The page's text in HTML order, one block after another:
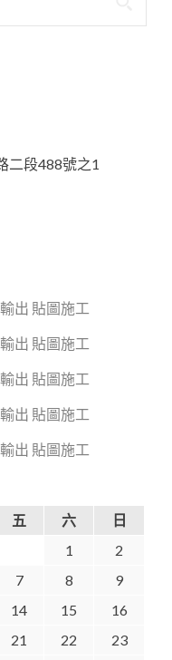
二段488號之1
出 貼圖施工
出 貼圖施工
出 貼圖施工
出 貼圖施工
出 貼圖施工
五 六
日
1
2
7 8
9
14 15
16
21 22
23